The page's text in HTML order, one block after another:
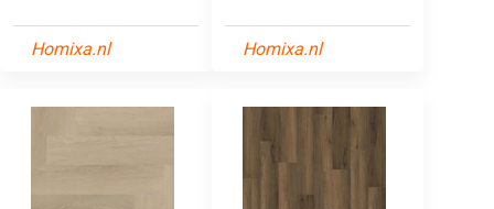
Homixa.nl Homixa.nl